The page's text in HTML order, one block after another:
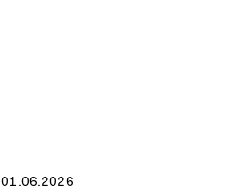
01.06.2026